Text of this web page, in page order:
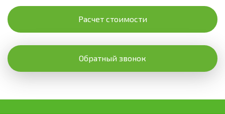
Расчет стоимости
Обратный звонок